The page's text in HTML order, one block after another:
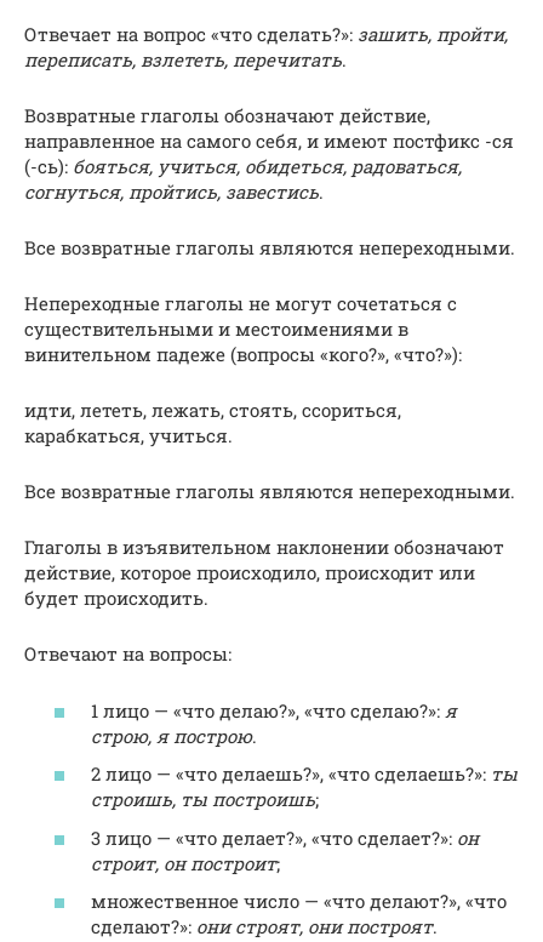
Отвечает на вопрос «что сделать?»: зашить, пройти,
переписать, взлететь, перечитать.
Возвратные глаголы обозначают действие,
направленное на самого себя, и имеют постфикс -ся
(-сь): бояться, учиться, обидеться, радоваться,
согнуться, пройтись, завестись.
Все возвратные глаголы являются непереходными.
Непереходные глаголы не могут сочетаться с
существительными и местоимениями в
винительном падеже (вопросы «кого?», «что?»):
идти, лететь, лежать, стоять, ссориться,
карабкаться, учиться.
Все возвратные глаголы являются непереходными.
Глаголы в изъявительном наклонении обозначают
действие, которое происходило, происходит или
будет происходить.
Отвечают на вопросы:
1 лицо — «что делаю?», «что сделаю?»: я
строю, я построю.
2 лицо — «что делаешь?», «что сделаешь?»: ты
строишь, ты построишь;
3 лицо — «что делает?», «что сделает?»: он
строит, он построит;
множественное число — «что делают?», «что
сделают?»: они строят, они построят.